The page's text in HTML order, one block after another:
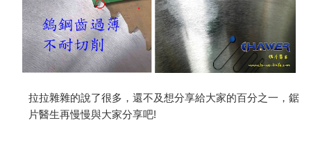
拉拉雜雜的說了很多，還不及想分享給大家的百分之一，鋸
片醫生再慢慢與大家分享吧!